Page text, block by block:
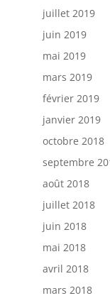
juillet 2019
juin 2019
mai 2019
mars 2019
février 2019
janvier 2019
octobre 2018
septembre
août 2018
juillet 2018
juin 2018
mai 2018
avril 2018
mars 2018